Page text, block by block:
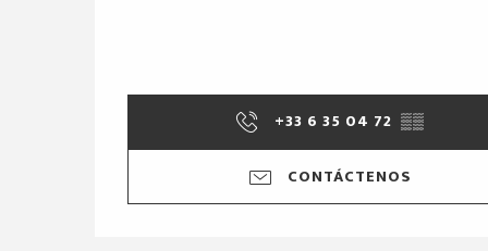
+33 6 35 04 72 ▒▒
CONTÁCTENOS